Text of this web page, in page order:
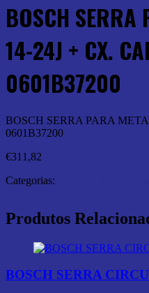
BOSCH SERRA
14-24J + CX.
0601B37200
BOSCH SERRA PARA
0601B37200
€311,82
Categorias:
Produtos
BOSCH SERRA